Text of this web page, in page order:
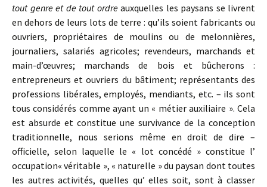
tout genre et de tout ordreauxquelles les paysans se livrent
en dehors de leurs lots de terre : qu’ils soient fabricants ou
ouvriers, propriétaires de moulins ou de melonnières,
journaliers, salariés agricoles; revendeurs, marchands et
main-d’œuvres; marchands de bois et bûcherons :
entrepreneurs et ouvriers du bâtiment; représentants des
professions libérales, employés, mendiants, etc. – ils sont
tous considérés comme ayant un « métier auxiliaire ». Cela
est absurde et constitue une survivance de la conception
traditionnelle, nous serions même en droit de dire –
officielle, selon laquelle le « lot concédé » constitue l’
occupation« véritable », « naturelle » du paysan dont toutes
les autres activités, quelles qu’ elles soit, sont à classer